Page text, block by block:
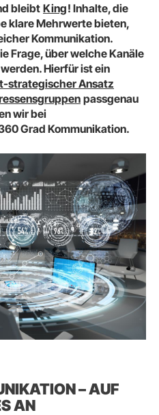
bleibtKing! Inhalte, die
klare Mehrwerte bieten,
Kommunikation.
Frage, über welche Kanäle
Hierfür ist ein
strategischer Ansatz
passgenau
wir bei
Grad Kommunikation.
– AUF
AN